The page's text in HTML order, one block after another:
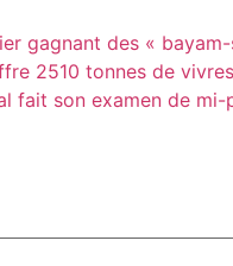
gagnant des «
2510 tonnes de
fait son examen de mi-